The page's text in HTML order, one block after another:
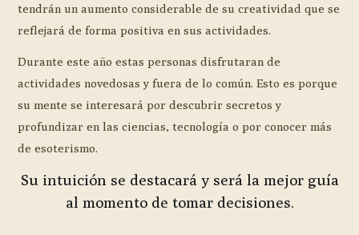
tendrán un aumento considerable de su creatividad que se
reflejará de forma positiva en sus actividades.
Durante este año estas personas disfrutaran de
actividades novedosas y fuera de lo común. Esto es porque
su mente se interesará por descubrir secretos y
profundizar en las ciencias, tecnología o por conocer más
de esoterismo.
Su intuición se destacará y será la mejor guía
al momento de tomar decisiones.